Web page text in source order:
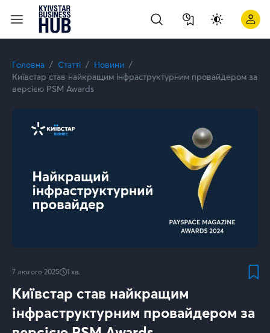
Головна Статті
Новини
Київстар став найкращим інфраструктурним провайдером за
версією PSM Awards
7 лютого 2025 1 хв.
Київстар став найкращим
інфраструктурним провайдером за
Київстар надає клієнтам 50% знижку на послугу